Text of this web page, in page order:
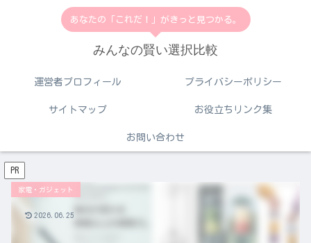
あなたの「これだ！」がきっと見つかる。
みんなの賢い選択比較
運営者プロフィール プライバシーポリシー
サイトマップ お役立ちリンク集
お問い合わせ
PR
家電・ガジェット
2026.06.25